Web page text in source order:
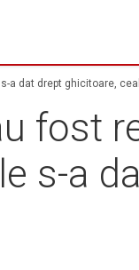
a dat drept ghicitoare,
fost
s-a